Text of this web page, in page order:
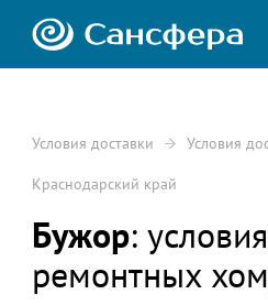
Условия доставки Условия
Краснодарский край
Бужор:
ремонтных